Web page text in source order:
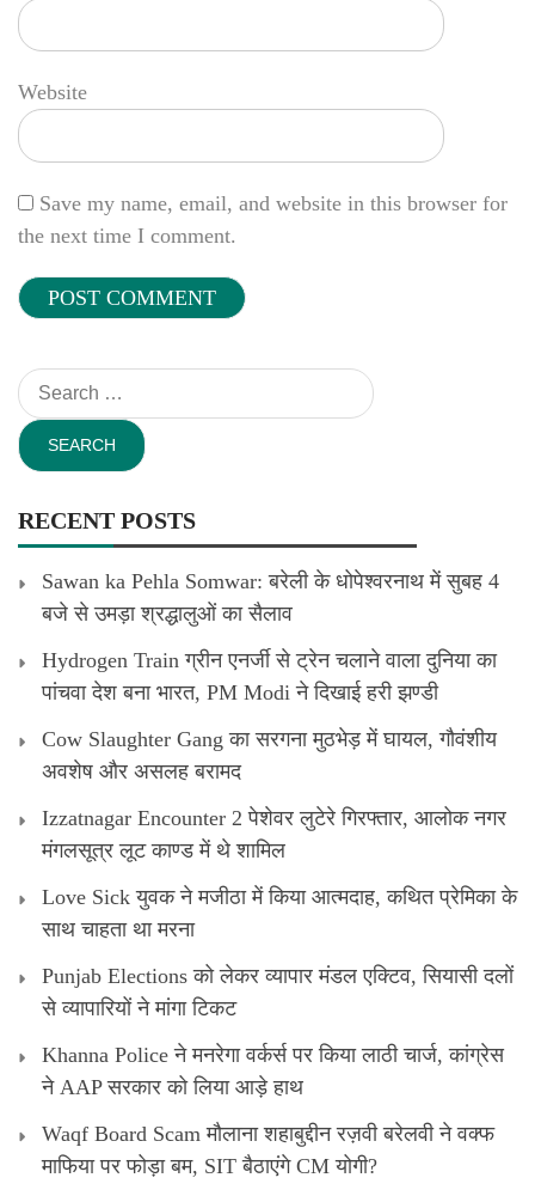
Website
Save my name, email, and website in this browser for
the next time I comment.
Search
for:
RECENT POSTS
Sawan ka Pehla Somwar: बरेली के धोपेश्वरनाथ में सुबह 4
बजे से उमड़ा श्रद्धालुओं का सैलाव
Hydrogen Train ग्रीन एनर्जी से ट्रेन चलाने वाला दुनिया का
पांचवा देश बना भारत, PM Modi ने दिखाई हरी झण्डी
Cow Slaughter Gang का सरगना मुठभेड़ में घायल, गौवंशीय
अवशेष और असलह बरामद
Izzatnagar Encounter 2 पेशेवर लुटेरे गिरफ्तार, आलोक नगर
मंगलसूत्र लूट काण्‍ड में थे शामिल
Love Sick युवक ने मजीठा में किया आत्मदाह, कथित प्रेमिका के
साथ चाहता था मरना
Punjab Elections को लेकर व्यापार मंडल एक्टिव, सियासी दलों
से व्यापारियों ने मांगा टिकट
Khanna Police ने मनरेगा वर्कर्स पर किया लाठी चार्ज, कांग्रेस
ने AAP सरकार को लिया आड़े हाथ
Waqf Board Scam मौलाना शहाबुद्दीन रज़वी बरेलवी ने वक्फ
माफिया पर फोड़ा बम, SIT बैठाएंगे CM योगी?